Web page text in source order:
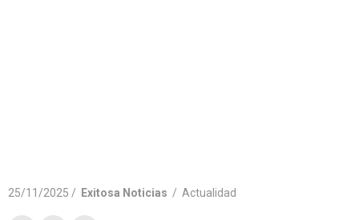
25/11/2025 / Exitosa Noticias / Actualidad